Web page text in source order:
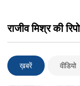
राजीव मिश्र की
ख़बरें वीडियो